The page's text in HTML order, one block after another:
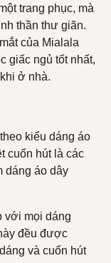
trang phục, mà
thần thư giãn.
của Mialala
giấc ngủ tốt nhất,
ở nhà.
kiểu dáng áo
cuốn hút là các
dáng áo dây
với mọi dáng
đều được
và cuốn hút